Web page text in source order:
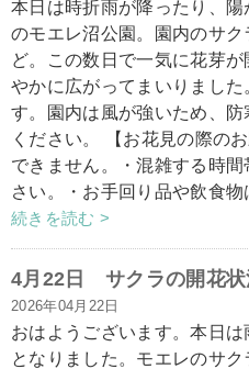
本日は時折雨が降ったり、
のモエレ沼公園。園内のサ
ど。この数日で一気に花芽
やかに広がってまいりまし
す。園内は風が強いため、
ください。 【お花見の際の
できません。・混雑する時
さい。・お手回り品や飲食物
続きを読む >
4月22日 サクラの開花状
2026年04月22日
おはようございます。本日
となりました。モエレのサ